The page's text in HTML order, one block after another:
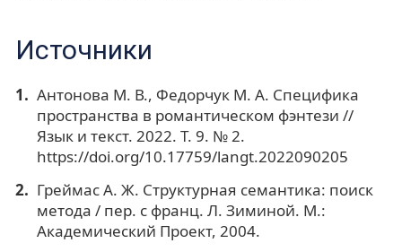
Источники
Антонова М. В., Федорчук М. А. Специфика
пространства в романтическом фэнтези //
Язык и текст. 2022. Т. 9. № 2.
https://doi.org/10.17759/langt.2022090205
Греймас А. Ж. Структурная семантика: поиск
метода / пер. с франц. Л. Зиминой. М.:
Академический Проект, 2004.